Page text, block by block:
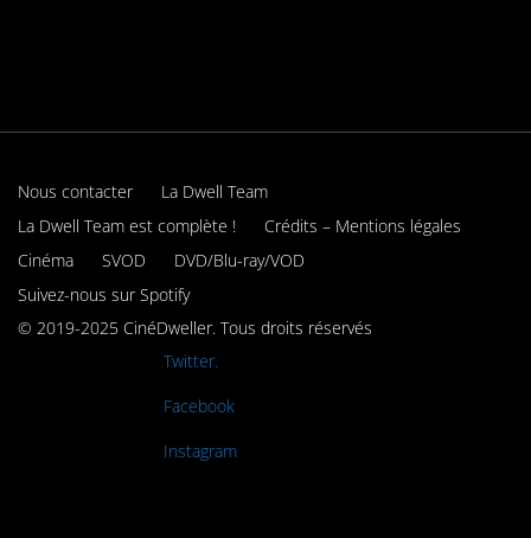
Nous contacter
La Dwell Team
La Dwell Team est complète !
Crédits – Mentions légales
Cinéma
SVOD
DVD/Blu-ray/VOD
Suivez-nous sur Spotify
© 2019-2025 CinéDweller. Tous droits réservés
Twitter.
Facebook
Instagram